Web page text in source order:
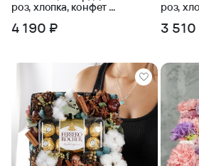
роз, хлопка, конфет и
ЛЮБЛЮ
4 190 ₽
роз,
3 510